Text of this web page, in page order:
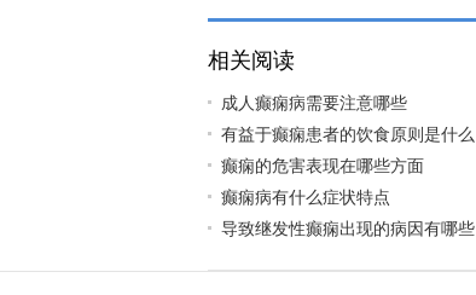
相关阅读
成人癫痫病需要注意哪些
有益于癫痫患者的饮食原则是什么
癫痫的危害表现在哪些方面
癫痫病有什么症状特点
导致继发性癫痫出现的病因有哪些